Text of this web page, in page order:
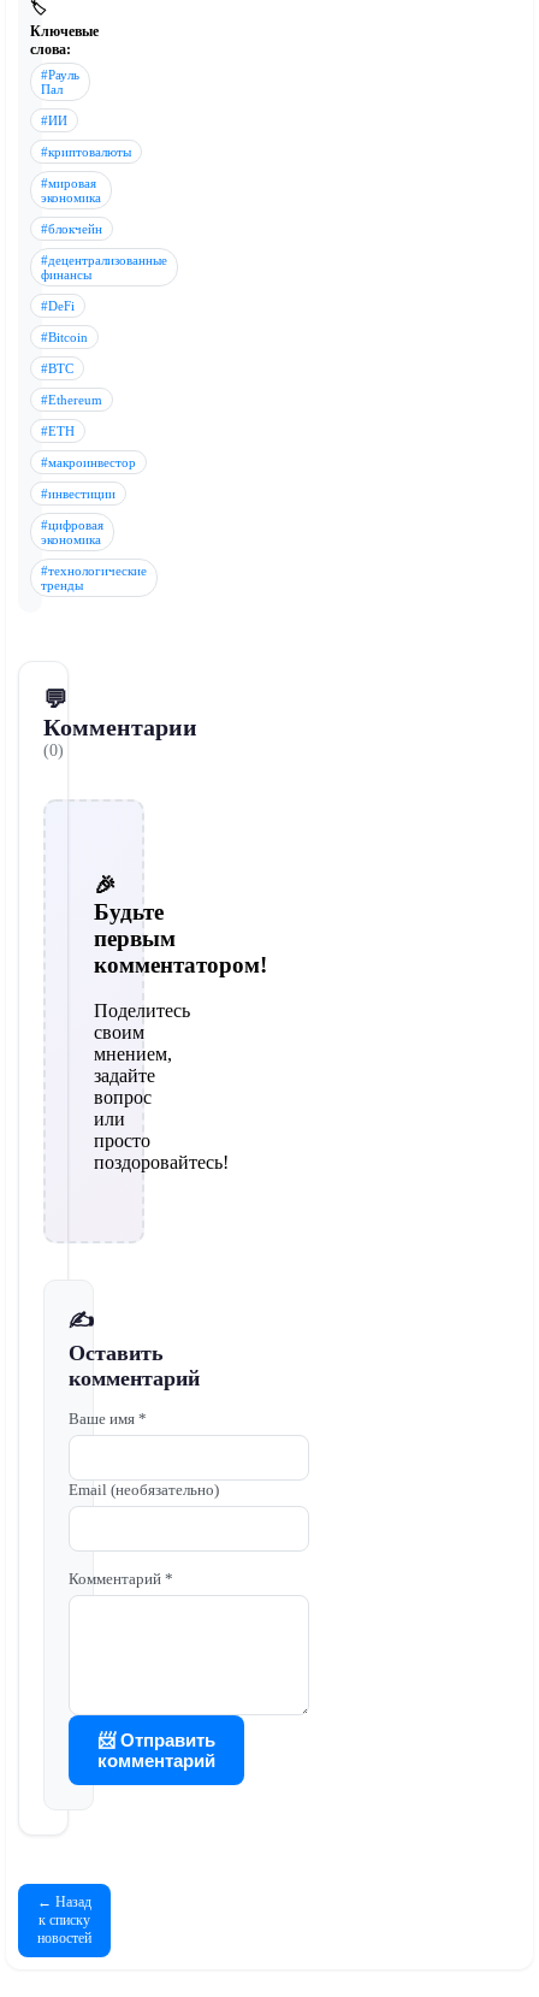
🏷️
Ключевые
слова:
#Рауль
Пал
#ИИ
#криптовалюты
#мировая
экономика
#блокчейн
#децентрализованные
финансы
#DeFi
#Bitcoin
#BTC
#Ethereum
#ETH
#макроинвестор
#инвестиции
#цифровая
экономика
#технологические
тренды
💬
Комментарии
(0)
🎉
Будьте
первым
комментатором!
Поделитесь
своим
мнением,
задайте
вопрос
или
просто
поздоровайтесь!
✍️
Оставить
комментарий
Ваше имя *
Email (необязательно)
Комментарий *
📨 Отправить
комментарий
← Назад
к списку
новостей